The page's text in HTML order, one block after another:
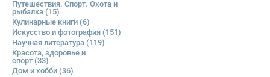
Путешествия. Спорт. Охота и
рыбалка (15)
Кулинарные книги (6)
Искусство и фотография (151)
Научная литература (119)
Красота, здоровье и
спорт(33)
Дом и хобби (36)